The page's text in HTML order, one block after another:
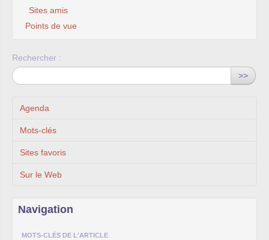
Sites amis
Points de vue
Rechercher :
>>
Agenda
Mots-clés
Sites favoris
Sur le Web
Navigation
MOTS-CLÉS DE L'ARTICLE